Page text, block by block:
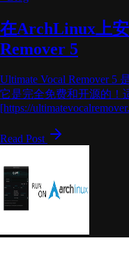
在ArchLinux上
Remover 5
Ultimate Vocal Remover 5
它是完全免费和开源的！
[https://
Read Post